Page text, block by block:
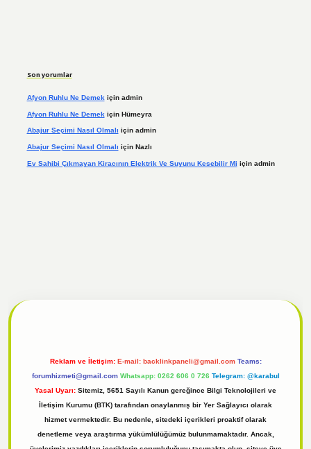
Son yorumlar
Afyon Ruhlu Ne Demek için admin
Afyon Ruhlu Ne Demek için Hümeyra
Abajur Seçimi Nasıl Olmalı için admin
Abajur Seçimi Nasıl Olmalı için Nazlı
Ev Sahibi Çıkmayan Kiracının Elektrik Ve Suyunu Kesebilir Mi için admin
Reklam ve İletişim: E-mail: backlinkpaneli@gmail.com Teams:
forumhizmeti@gmail.com Whatsapp: 0262 606 0 726 Telegram: @karabul
Yasal Uyarı: Sitemiz, 5651 Sayılı Kanun gereğince Bilgi Teknolojileri ve
İletişim Kurumu (BTK) tarafından onaylanmış bir Yer Sağlayıcı olarak
hizmet vermektedir. Bu nedenle, sitedeki içerikleri proaktif olarak
denetleme veya araştırma yükümlülüğümüz bulunmamaktadır. Ancak,